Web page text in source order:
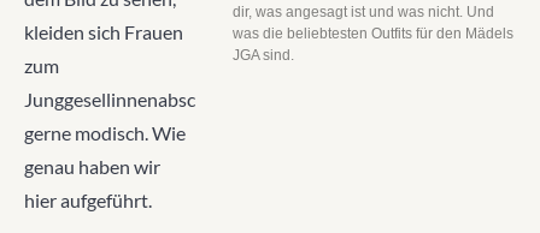
dir, was angesagt ist und was nicht. Und
was die beliebtesten Outfits für den Mädels
JGA sind.